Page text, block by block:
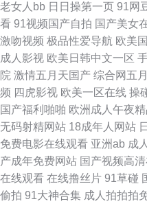
大香蕉午夜福利 四虎影院最新地
日本理论53水 91变态 日韩欧美TV
坛 色五月97 51黑料福利社 韩日1
新地址 91网站秘 美女夜色黄 91大
本色黄 超碰51黑料在线 日韩免费
页 欧美人人插 在线观看色 超碰成
老女人bb 日日操第一页 91网
看 91视频国产自拍 国产美女
激吻视频 极品性爱导航 欧美
成人影视 欧美日韩中文一区
院 激情五月天国产 综合网五
频 四虎影视 欧美一区在线 操
国产福利啪啪 欧洲成人午夜
无码射精网站 18成年人网站
免费电影在线观看 亚洲ab 成
产成年免费网站 国产视频高
在线观看 在线撸丝片 91草碰
偷拍 91大神合集 成人拍拍拍